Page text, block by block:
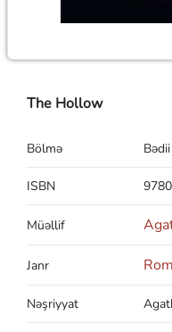
The Hollow
Bölmə
ISBN
Müəllif
Janr
Nəşriyyat